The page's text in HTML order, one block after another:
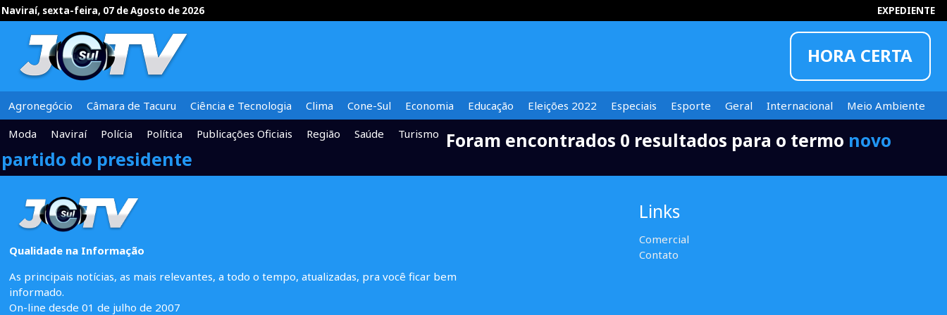
Naviraí, sexta-feira, 07 de Agosto de 2026 EXPEDIENTE
HORA CERTA
INFORMOU
Agronegócio Câmara de Tacuru Ciência e Tecnologia Clima Cone-Sul Economia Educação Eleições 2022 Especiais Esporte Geral Internacional
Meio Ambiente
Moda
Naviraí Polícia Política Publicações Oficiais Região Saúde Turismo Foram encontrados 0 resultados para o termo novo
partido do presidente
Qualidade na Informação
As principais notícias, as mais relevantes, a todo o tempo, atualizadas, pra você ficar bem
informado.
On-line desde 01 de julho de 2007
Links
Comercial
Contato